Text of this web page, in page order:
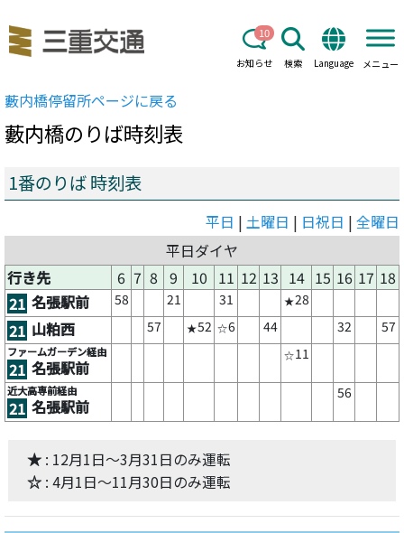
お知らせ
10
検索 Language メニュー
藪内橋停留所ページに戻る
藪内橋のりば時刻表
1番のりば 時刻表
平日 | 土曜日 | 日祝日 | 全曜日
平日ダイヤ
行き先
6 7 8 9 10 11 12 13 14 15 16 17 18
21 名張駅前 58 21 31 ★28
21 山粕西 57 ★52 ☆6 44 32 57
ファームガーデン経由
21 名張駅前
☆11
近大高専前経由
21 名張駅前
56
★ : 12月1日～3月31日のみ運転
☆ : 4月1日～11月30日のみ運転